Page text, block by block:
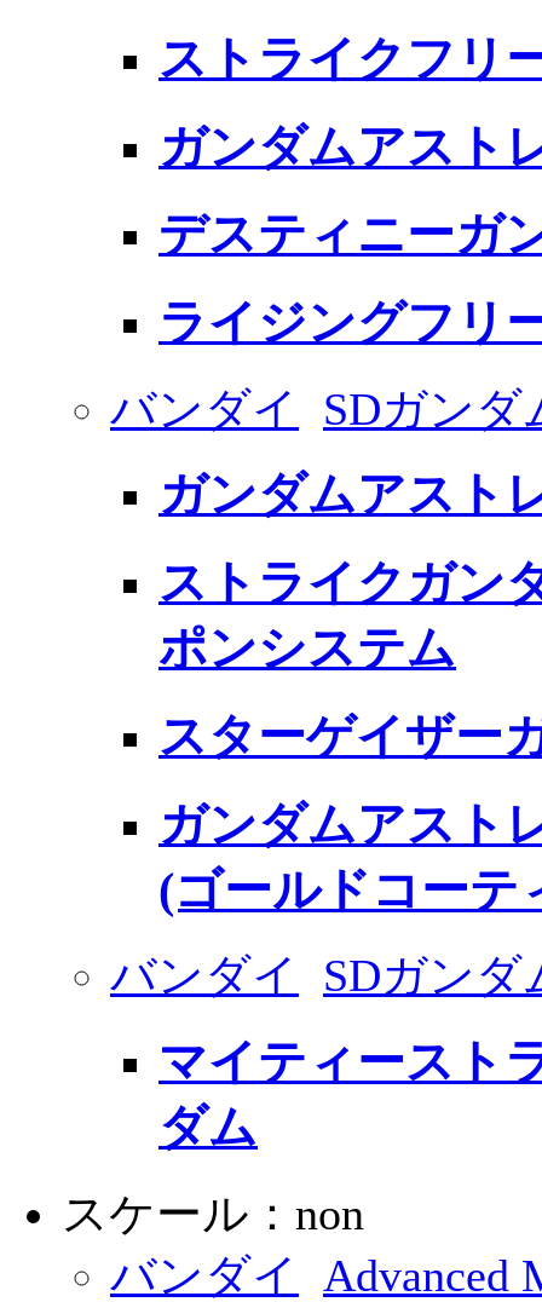
ストライクフリ
ガンダムアスト
デスティニーガ
ライジングフリ
バンダイ SDガンダ
ガンダムアスト
ストライクガン
ポンシステム
スターゲイザー
ガンダムアスト
(ゴールドコーテ
バンダイ SDガン
マイティースト
ダム
スケール：non
バンダイ
Advanced